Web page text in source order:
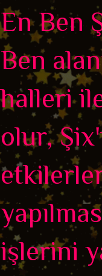
En Ben
Ben
halleri
olur,
işlerini